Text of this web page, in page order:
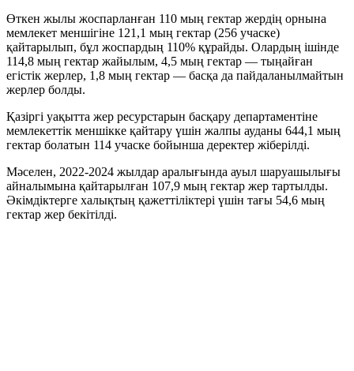
Өткен жылы жоспарланған 110 мың гектар жердің орнына
мемлекет меншігіне 121,1 мың гектар (256 учаске)
қайтарылып, бұл жоспардың 110% құрайды. Олардың ішінде
114,8 мың гектар жайылым, 4,5 мың гектар — тыңайған
егістік жерлер, 1,8 мың гектар — басқа да пайдаланылмайтын
жерлер болды.
Қазіргі уақытта жер ресурстарын басқару департаментіне
мемлекеттік меншікке қайтару үшін жалпы ауданы 644,1 мың
гектар болатын 114 учаске бойынша деректер жіберілді.
Мәселен, 2022-2024 жылдар аралығында ауыл шаруашылығы
айналымына қайтарылған 107,9 мың гектар жер тартылды.
Әкімдіктерге халықтың қажеттіліктері үшін тағы 54,6 мың
гектар жер бекітілді.